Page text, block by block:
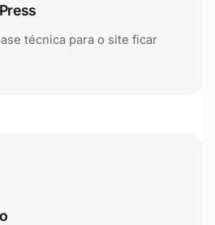
técnica para o site ficar